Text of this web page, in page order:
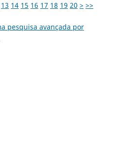
13 14 15 16 17 18 19 20 > >>
pesquisa avançada por